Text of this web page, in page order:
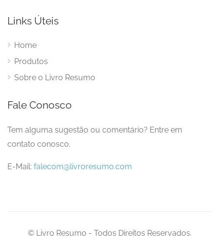
Links Úteis
Home
Produtos
Sobre o Livro Resumo
Fale Conosco
Tem alguma sugestão ou comentário? Entre em
contato conosco.
E-Mail: falecom@livroresumo.com
© Livro Resumo - Todos Direitos Reservados.